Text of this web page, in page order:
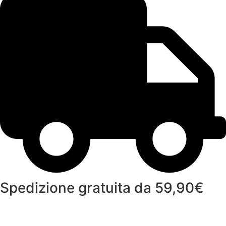
Spedizione gratuita da 59,90€